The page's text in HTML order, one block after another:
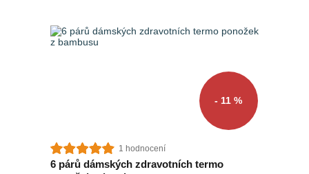
- 11 %
1 hodnocení
6 párů dámských zdravotních termo